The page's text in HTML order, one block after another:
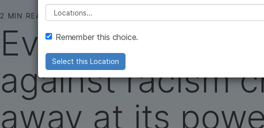
2 MIN READ
Every voice
against racism
away at its
Please select a location
Remember this choice.
Select this Location
복합 질환 연구